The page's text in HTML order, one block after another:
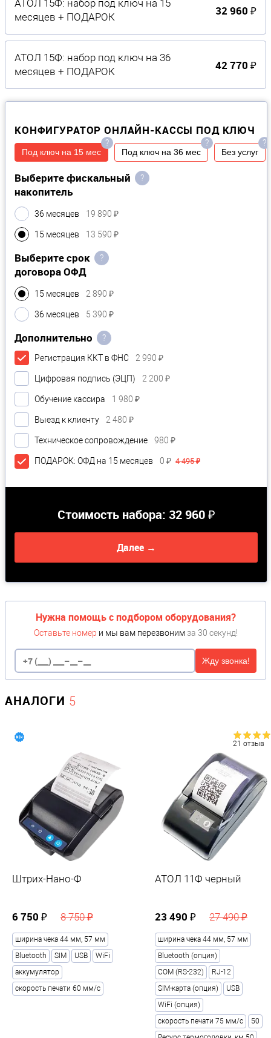
АТОЛ 15Ф: набор под ключ на 15
месяцев + ПОДАРОК
32 960 ₽
АТОЛ 15Ф: набор под ключ на 36
месяцев + ПОДАРОК
42 770 ₽
КОНФИГУРАТОР ОНЛАЙН-КАССЫ ПОД КЛЮЧ
?
Под ключ на 15 мес
?
Под ключ на 36 мес
?
Без услуг
?
Выберите фискальный
накопитель
36 месяцев 19 890 ₽
15 месяцев 13 590 ₽
?
Выберите срок
договора ОФД
15 месяцев 2 890 ₽
36 месяцев 5 390 ₽
?
Дополнительно
Регистрация ККТ в ФНС 2 990 ₽
Цифровая подпись (ЭЦП) 2 200 ₽
Обучение кассира 1 980 ₽
Выезд к клиенту 2 480 ₽
Техническое сопровождение 980 ₽
ПОДАРОК: ОФД на 15 месяцев 0 ₽ 4 495 ₽
Стоимость набора: 32 960 ₽
Далее →
Нужна помощь с подбором оборудования?
Оставьте номер и мы вам перезвоним за 30 секунд!
Жду звонка!
АНАЛОГИ 5
Штрих-Нано-Ф
6 750 ₽ 8 750 ₽
ширина чека 44 мм, 57 мм
Bluetooth
SIM USB
WiFi
аккумулятор
скорость печати 60 мм/с
21 отзыв
АТОЛ 11Ф черный
23 490 ₽ 27 490 ₽
ширина чека 44 мм, 57 мм
Bluetooth (опция)
COM (RS-232)
RJ-12
SIM-карта (опция)
USB
WiFi (опция)
скорость печати 75 мм/с
50